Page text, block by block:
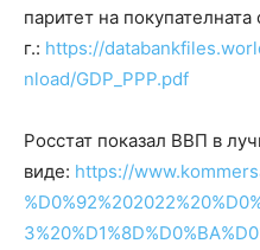
паритет на
г.: https://
nload/GDP_PPP.pdf
Росстат показал ВВП в
виде: https://